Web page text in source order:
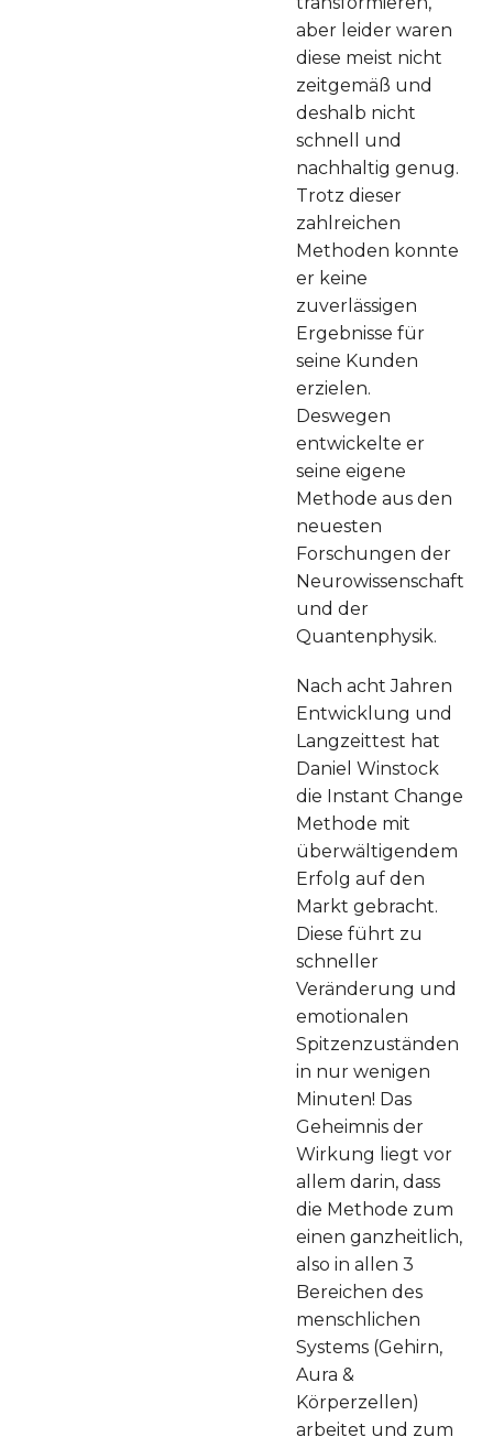
aber leider waren
diese meist nicht
zeitgemäß und
deshalb nicht
schnell und
nachhaltig genug.
Trotz dieser
zahlreichen
Methoden konnte
er keine
zuverlässigen
Ergebnisse für
seine Kunden
erzielen.
Deswegen
entwickelte er
seine eigene
Methode aus den
neuesten
Forschungen der
Neurowissenschaft
und der
Quantenphysik.
Nach acht Jahren
Entwicklung und
Langzeittest hat
Daniel Winstock
die Instant Change
Methode mit
überwältigendem
Erfolg auf den
Markt gebracht.
Diese führt zu
schneller
Veränderung und
emotionalen
Spitzenzuständen
in nur wenigen
Minuten! Das
Geheimnis der
Wirkung liegt vor
allem darin, dass
die Methode zum
einen ganzheitlich,
also in allen 3
Bereichen des
menschlichen
Systems (Gehirn,
Aura &
Körperzellen)
arbeitet und zum